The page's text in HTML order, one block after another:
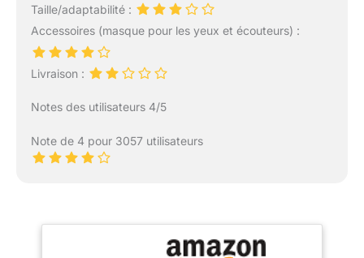
Taille/adaptabilité :
Accessoires (masque pour les yeux et écouteurs) :
Livraison :
Notes des utilisateurs 4/5
Note de 4 pour 3057 utilisateurs